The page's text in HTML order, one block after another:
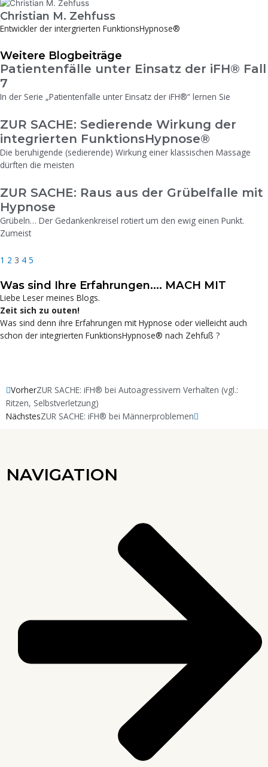
Christian M. Zehfuss
Entwickler der intergrierten FunktionsHypnose®
Weitere Blogbeiträge
Patientenfälle unter Einsatz der iFH® Fall
7
In der Serie „Patientenfälle unter Einsatz der iFH®“ lernen Sie
ZUR SACHE: Sedierende Wirkung der
integrierten FunktionsHypnose®
Die beruhigende (sedierende) Wirkung einer klassischen Massage
dürften die meisten
ZUR SACHE: Raus aus der Grübelfalle mit
Hypnose
Grübeln… Der Gedankenkreisel rotiert um den ewig einen Punkt.
Zumeist
Seite
1
Seite
2
Seite
3
Seite
4
Seite
5
Was sind Ihre Erfahrungen.... MACH MIT
Liebe Leser meines Blogs.
Zeit sich zu outen!
Was sind denn ihre Erfahrungen mit Hypnose oder vielleicht auch
schon der integrierten FunktionsHypnose® nach Zehfuß ?
Prev
VorherZUR SACHE: iFH® bei Autoagressivem Verhalten (vgl.:
Ritzen, Selbstverletzung)
NächstesZUR SACHE: iFH® bei Männerproblemen
Nächster
NAVIGATION